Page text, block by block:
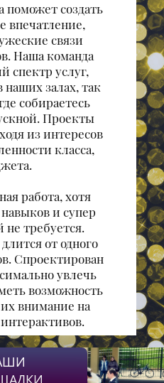
поможет создать
впечатление,
связи
Наша команда
спектр услуг,
наших залах, так
собираетесь
Проекты
из интересов
класса,
работа, хотя
и супер
не требуется.
от одного
Спроектирован
увлечь
возможность
внимание на